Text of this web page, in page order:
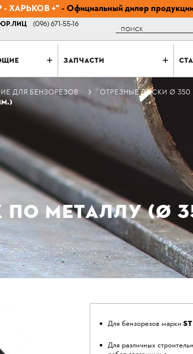
ХАРЬКОВ +" - Официальный дилер
(096) 671-55-16
Поиск
ЗАПЧАСТИ
ДЛЯ БЕНЗОРЕЗОВ
ОТРЕЗНЫЕ ДИСКИ Ø
МЕТАЛЛУ (Ø
Для бензорезов марки
Для различных